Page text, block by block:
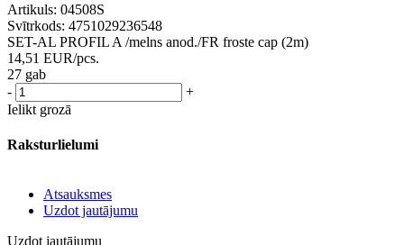
Artikuls: 04508S
Svītrkods: 4751029236548
SET-AL PROFIL A /melns anod./FR froste cap (2m)
14,51 EUR/pcs.
27 gab
-
+
Ielikt grozā
Raksturlielumi
Atsauksmes
Uzdot jautājumu
Uzdot jautājumu